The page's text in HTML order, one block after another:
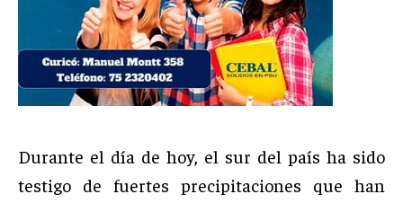
Durante el día de hoy, el sur del país ha sido
testigo de fuertes precipitaciones que han